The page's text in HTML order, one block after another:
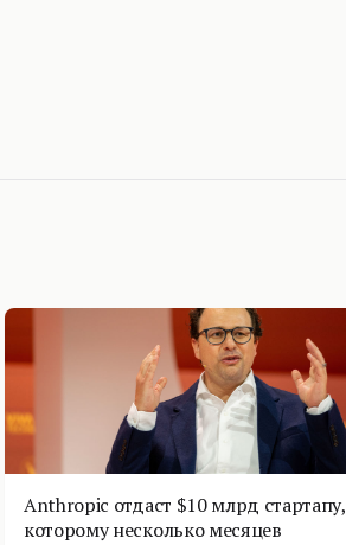
Anthropic отдаст $10 млрд стартапу,
которому несколько месяцев